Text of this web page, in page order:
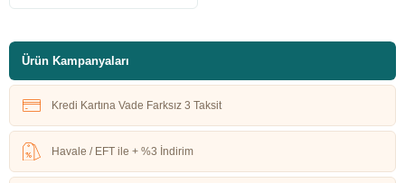
Ürün Kampanyaları
Kredi Kartına Vade Farksız 3 Taksit
Havale / EFT ile + %3 İndirim